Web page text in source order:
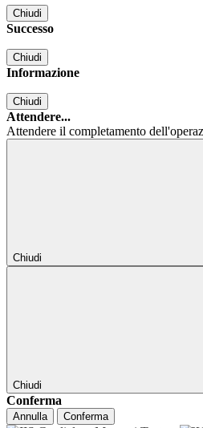
Chiudi
Successo
Chiudi
Informazione
Chiudi
Attendere...
Attendere il completamento
Chiudi
Chiudi
Conferma
Annulla Conferma